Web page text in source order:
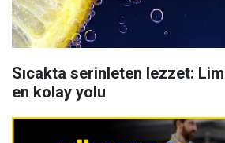
Sıcakta serinleten lezzet:
en kolay yolu